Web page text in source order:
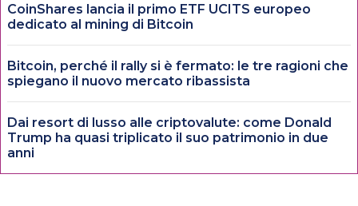
CoinShares lancia il primo ETF UCITS europeo
dedicato al mining di Bitcoin
Bitcoin, perché il rally si è fermato: le tre ragioni che
spiegano il nuovo mercato ribassista
Dai resort di lusso alle criptovalute: come Donald
Trump ha quasi triplicato il suo patrimonio in due
anni